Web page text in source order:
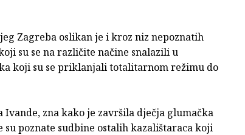
Zagreba oslikan je i kroz niz nepoznatih
su se na različite načine snalazili u
koji su se priklanjali totalitarnom režimu do
zna kako je završila dječja glumačka
su poznate sudbine ostalih kazalištaraca koji